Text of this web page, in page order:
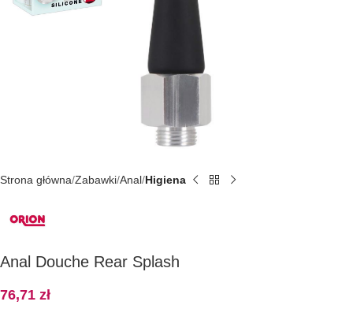
Strona główna Zabawki Anal Higiena
Anal Douche Rear Splash
76,71 zł